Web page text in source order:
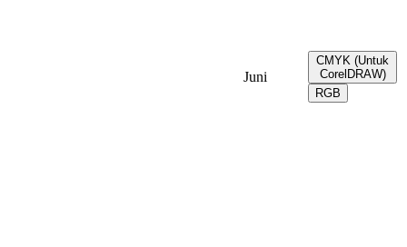
Juni
CMYK (Untuk
CorelDRAW)
RGB